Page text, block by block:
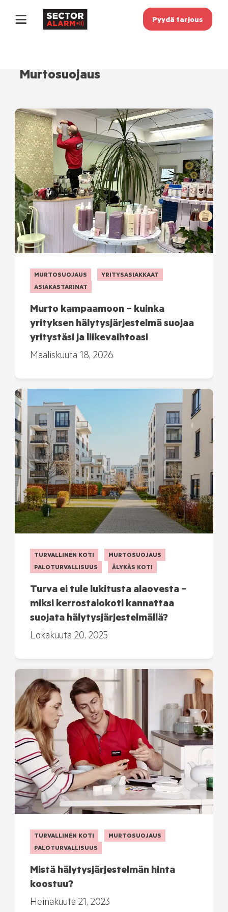
Pyydä tarjous
Murtosuojaus
MURTOSUOJAUS
YRITYSASIAKKAAT
ASIAKASTARINAT
Murto kampaamoon – kuinka
yrityksen hälytysjärjestelmä suojaa
yritystäsi ja liikevaihtoasi
Maaliskuuta 18, 2026
TURVALLINEN KOTI
MURTOSUOJAUS
PALOTURVALLISUUS
ÄLYKÄS KOTI
Turva ei tule lukitusta alaovesta –
miksi kerrostalokoti kannattaa
suojata hälytysjärjestelmällä?
Lokakuuta 20, 2025
TURVALLINEN KOTI
MURTOSUOJAUS
PALOTURVALLISUUS
Mistä hälytysjärjestelmän hinta
koostuu?
Heinäkuuta 21, 2023